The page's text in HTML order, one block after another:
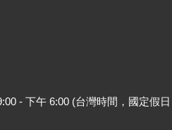
- 下午 6:00 (台灣時間，國定假日